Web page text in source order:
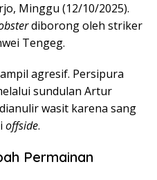
Minggu (12/10/2025).
diborong oleh striker
Tengeg.
agresif. Persipura
sundulan Artur
wasit karena sang
offside.
Permainan